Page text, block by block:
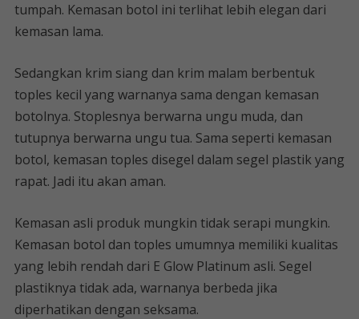
tumpah. Kemasan botol ini terlihat lebih elegan dari
kemasan lama.
Sedangkan krim siang dan krim malam berbentuk
toples kecil yang warnanya sama dengan kemasan
botolnya. Stoplesnya berwarna ungu muda, dan
tutupnya berwarna ungu tua. Sama seperti kemasan
botol, kemasan toples disegel dalam segel plastik yang
rapat. Jadi itu akan aman.
Kemasan asli produk mungkin tidak serapi mungkin.
Kemasan botol dan toples umumnya memiliki kualitas
yang lebih rendah dari E Glow Platinum asli. Segel
plastiknya tidak ada, warnanya berbeda jika
diperhatikan dengan seksama.